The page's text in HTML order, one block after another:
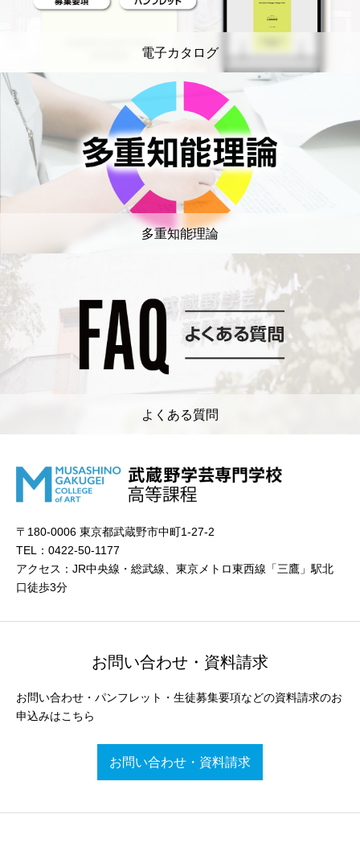
電子カタログ
多重知能理論
よくある質問
〒180-0006 東京都武蔵野市中町1-27-2
TEL：0422-50-1177
アクセス：JR中央線・総武線、東京メトロ東西線「三鷹」駅北
口徒歩3分
お問い合わせ・資料請求
お問い合わせ・パンフレット・生徒募集要項などの資料請求のお
申込みはこちら
お問い合わせ・資料請求